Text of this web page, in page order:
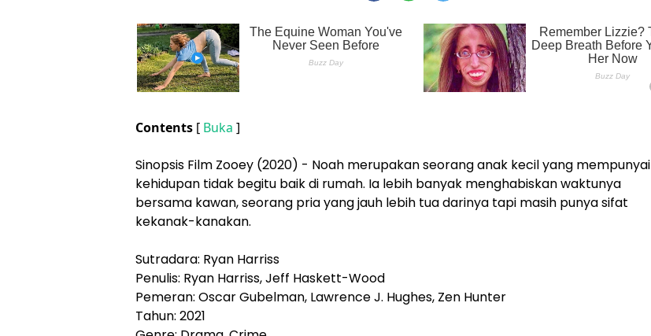
Contents [ Buka ]
Sinopsis Film Zooey (2020) - Noah merupakan seorang anak kecil yang mempunyai
kehidupan tidak begitu baik di rumah. Ia lebih banyak menghabiskan waktunya
bersama kawan, seorang pria yang jauh lebih tua darinya tapi masih punya sifat
kekanak-kanakan.
Sutradara: Ryan Harriss
Penulis: Ryan Harriss, Jeff Haskett-Wood
Pemeran: Oscar Gubelman, Lawrence J. Hughes, Zen Hunter
Tahun: 2021